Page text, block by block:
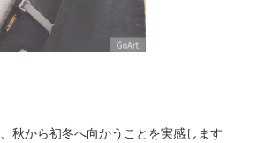
秋から初冬へ向かうことを実感します